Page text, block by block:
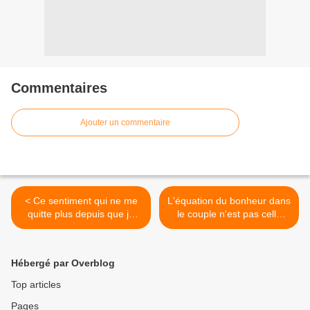
Commentaires
Ajouter un commentaire
< Ce sentiment qui ne me
quitte plus depuis que je
suis mère
L'équation du bonheur dans
le couple n'est pas celle
que vous croyez >
Hébergé par Overblog
Top articles
Pages